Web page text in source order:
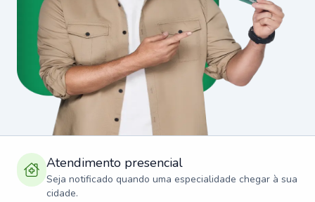
Atendimento presencial
Seja notificado quando uma especialidade chegar à sua
cidade.